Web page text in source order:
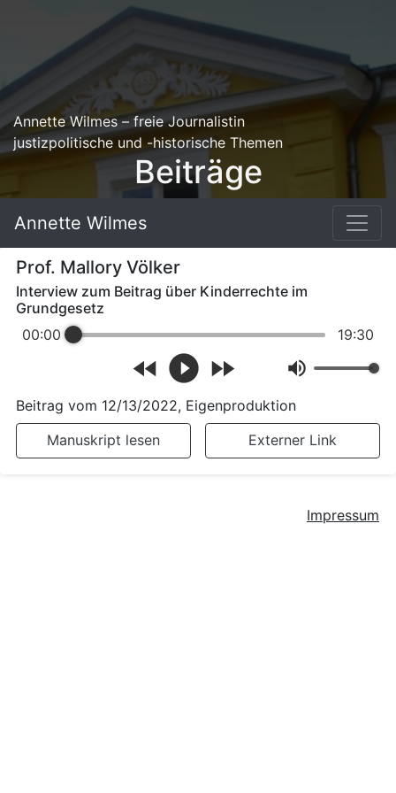
Annette Wilmes – freie Journalistin
justizpolitische und -historische Themen
Beiträge
Annette Wilmes
Prof. Mallory Völker
Interview zum Beitrag über Kinderrechte im
Grundgesetz
00:00
19:30
Beitrag vom 12/13/2022, Eigenproduktion
Manuskript lesen
Externer Link
Impressum